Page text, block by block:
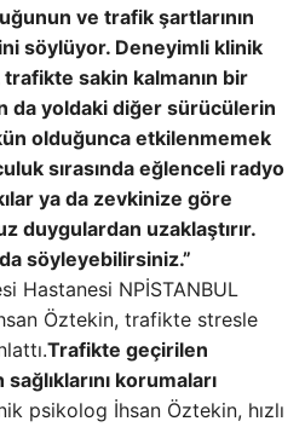
ve trafik şartlarının
söylüyor. Deneyimli klinik
sakin kalmanın bir
da yoldaki diğer sürücülerin
olduğunca etkilenmemek
sırasında eğlenceli radyo
ya da zevkinize göre
duygulardan uzaklaştırır.
söyleyebilirsiniz.”
Hastanesi NPİSTANBUL
Öztekin, trafikte stresle
Trafikte geçirilen
korumaları
psikolog İhsan Öztekin, hızlı